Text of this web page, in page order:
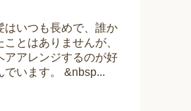
はいつも長めで、誰か
とはありませんが、
アアレンジするのが好
でいます。 &nbsp...